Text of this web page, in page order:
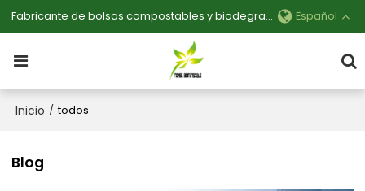
Fabricante de bolsas compostables y biodegradables personalizables Español
Inicio / todos
Blog